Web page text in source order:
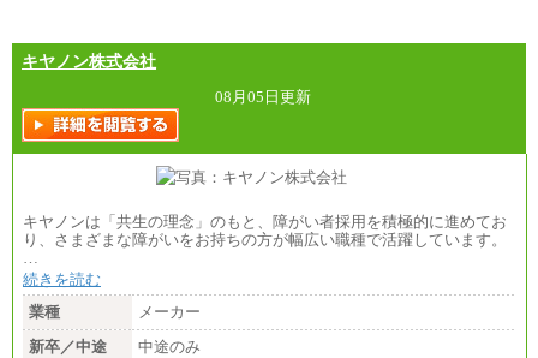
㉓月給224,500円以上
※全コース共通※ 能力・経験・勤務地などにより
異なります
※試用期間中も給与に変更はございません。
キヤノン株式会社
08月05日更新
キヤノンは「共生の理念」のもと、障がい者採用を積極的に進めてお
り、さまざまな障がいをお持ちの方が幅広い職種で活躍しています。
…
続きを読む
業種
メーカー
新卒／中途
中途のみ